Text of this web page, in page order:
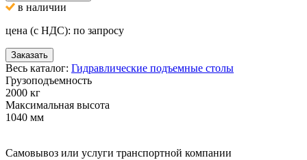
в наличии
цена (с НДС): по запросу
Заказать
Весь каталог: Гидравлические подъемные столы
Грузоподъемность
2000 кг
Максимальная высота
1040 мм
Самовывоз или услуги транспортной компании